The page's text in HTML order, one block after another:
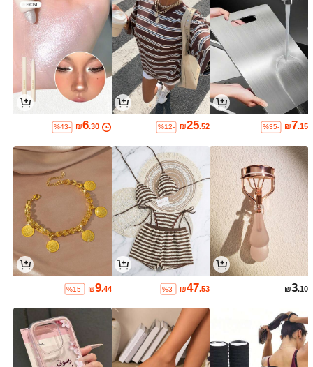
₪7.15
%35-
₪25.52
%12-
₪6.30
%43-
₪3.10
₪47.53
%3-
₪9.44
%15-